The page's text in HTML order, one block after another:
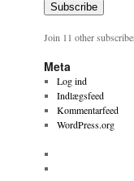
Subscribe
Join 11 other
Meta
Log ind
Indlægsfeed
Kommentarfeed
WordPress.org